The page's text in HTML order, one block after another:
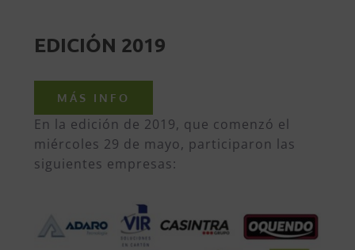
EDICIÓN 2019
MÁS INFO
En la edición de 2019, que comenzó el
miércoles 29 de mayo, participaron las
siguientes empresas: